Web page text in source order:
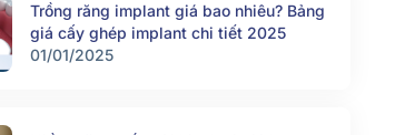
Trồng răng implant giá bao nhiêu? Bảng
giá cấy ghép implant chi tiết 2025
01/01/2025